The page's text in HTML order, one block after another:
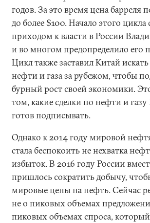
годов. За это время цена барреля
до более $100. Начало этого цикла
приходом к власти в России
и во многом предопределило его
Цикл также заставил Китай
нефти и газа за рубежом, чтобы
бурный рост своей экономики.
том, какие сделки по нефти и
готов подписывать.
Однако к 2014 году мировой
стала беспокоить не нехватка
избыток. В 2016 году России
пришлось сократить добычу,
мировые цены на нефть. Сейчас
не о пиковых объемах
пиковых объемах спроса,